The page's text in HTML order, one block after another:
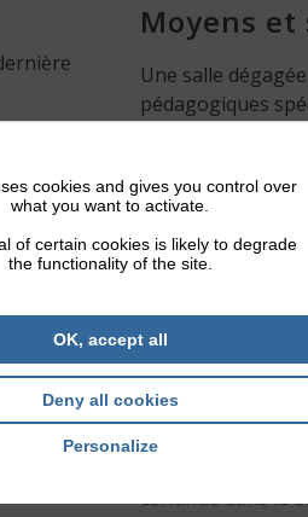
Moyens
Une salle
pédagogiques
Modalités
Les formateurs
l’équipe
agréée se
continue dans
Référence
Arrêté du 21
continue dans le
cookies and gives you control over
what you want to activate.
of certain cookies is likely to degrade
the functionality of the site.
OK, accept all
Deny all cookies
Personalize